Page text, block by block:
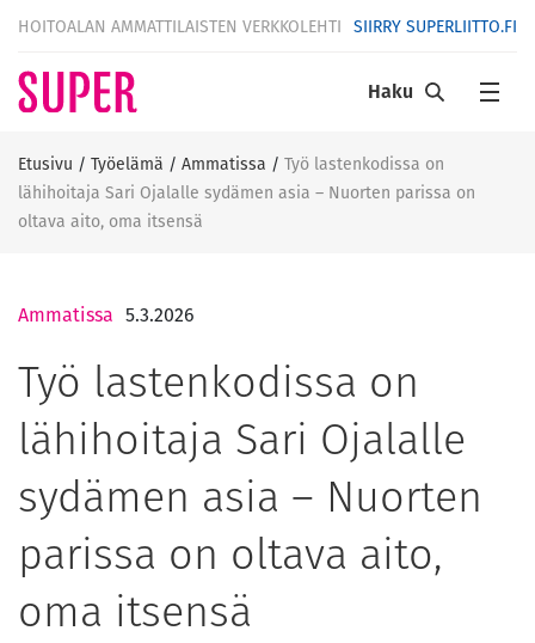
HOITOALAN AMMATTILAISTEN VERKKOLEHTI SIIRRY SUPERLIITTO.FI
Haku
Etusivu / Työelämä / Ammatissa / Työ lastenkodissa on
lähihoitaja Sari Ojalalle sydämen asia – Nuorten parissa on
oltava aito, oma itsensä
Ammatissa 5.3.2026
Työ lastenkodissa on
lähihoitaja Sari Ojalalle
sydämen asia – Nuorten
parissa on oltava aito,
oma itsensä